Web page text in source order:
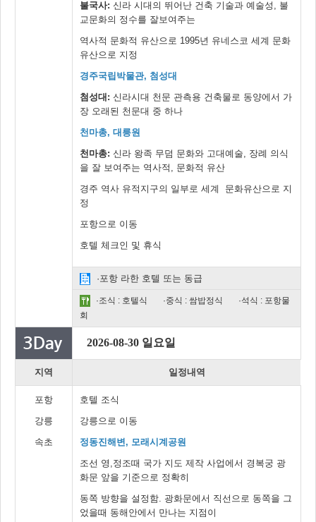
불국사: 신라 시대의 뛰어난 건축 기술과 예술성, 불
교문화의 정수를 잘보여주는
역사적 문화적 유산으로 1995년 유네스코 세계 문화
유산으로 지정
경주국립박물관, 첨성대
첨성대: 신라시대 천문 관측용 건축물로 동양에서 가
장 오래된 천문대 중 하나
천마총, 대릉원
천마총: 신라 왕족 무덤 문화와 고대예술, 장례 의식
을 잘 보여주는 역사적, 문화적 유산
경주 역사 유적지구의 일부로 세계 문화유산으로 지
정
포항으로 이동
호텔 체크인 및 휴식
·포항 라한 호텔 또는 동급
·조식 : 호텔식 ·중식 : 쌈밥정식
·석식 : 포항물
회
2026-08-30 일요일
지역 일정내역
포항
강릉
속초
호텔 조식
강릉으로 이동
정동진해변, 모래시계공원
조선 영,정조때 국가 지도 제작 사업에서 경복궁 광
화문 앞을 기준으로 정확히
동쪽 방향을 설정함. 광화문에서 직선으로 동쪽을 그
었을때 동해안에서 만나는 지점이